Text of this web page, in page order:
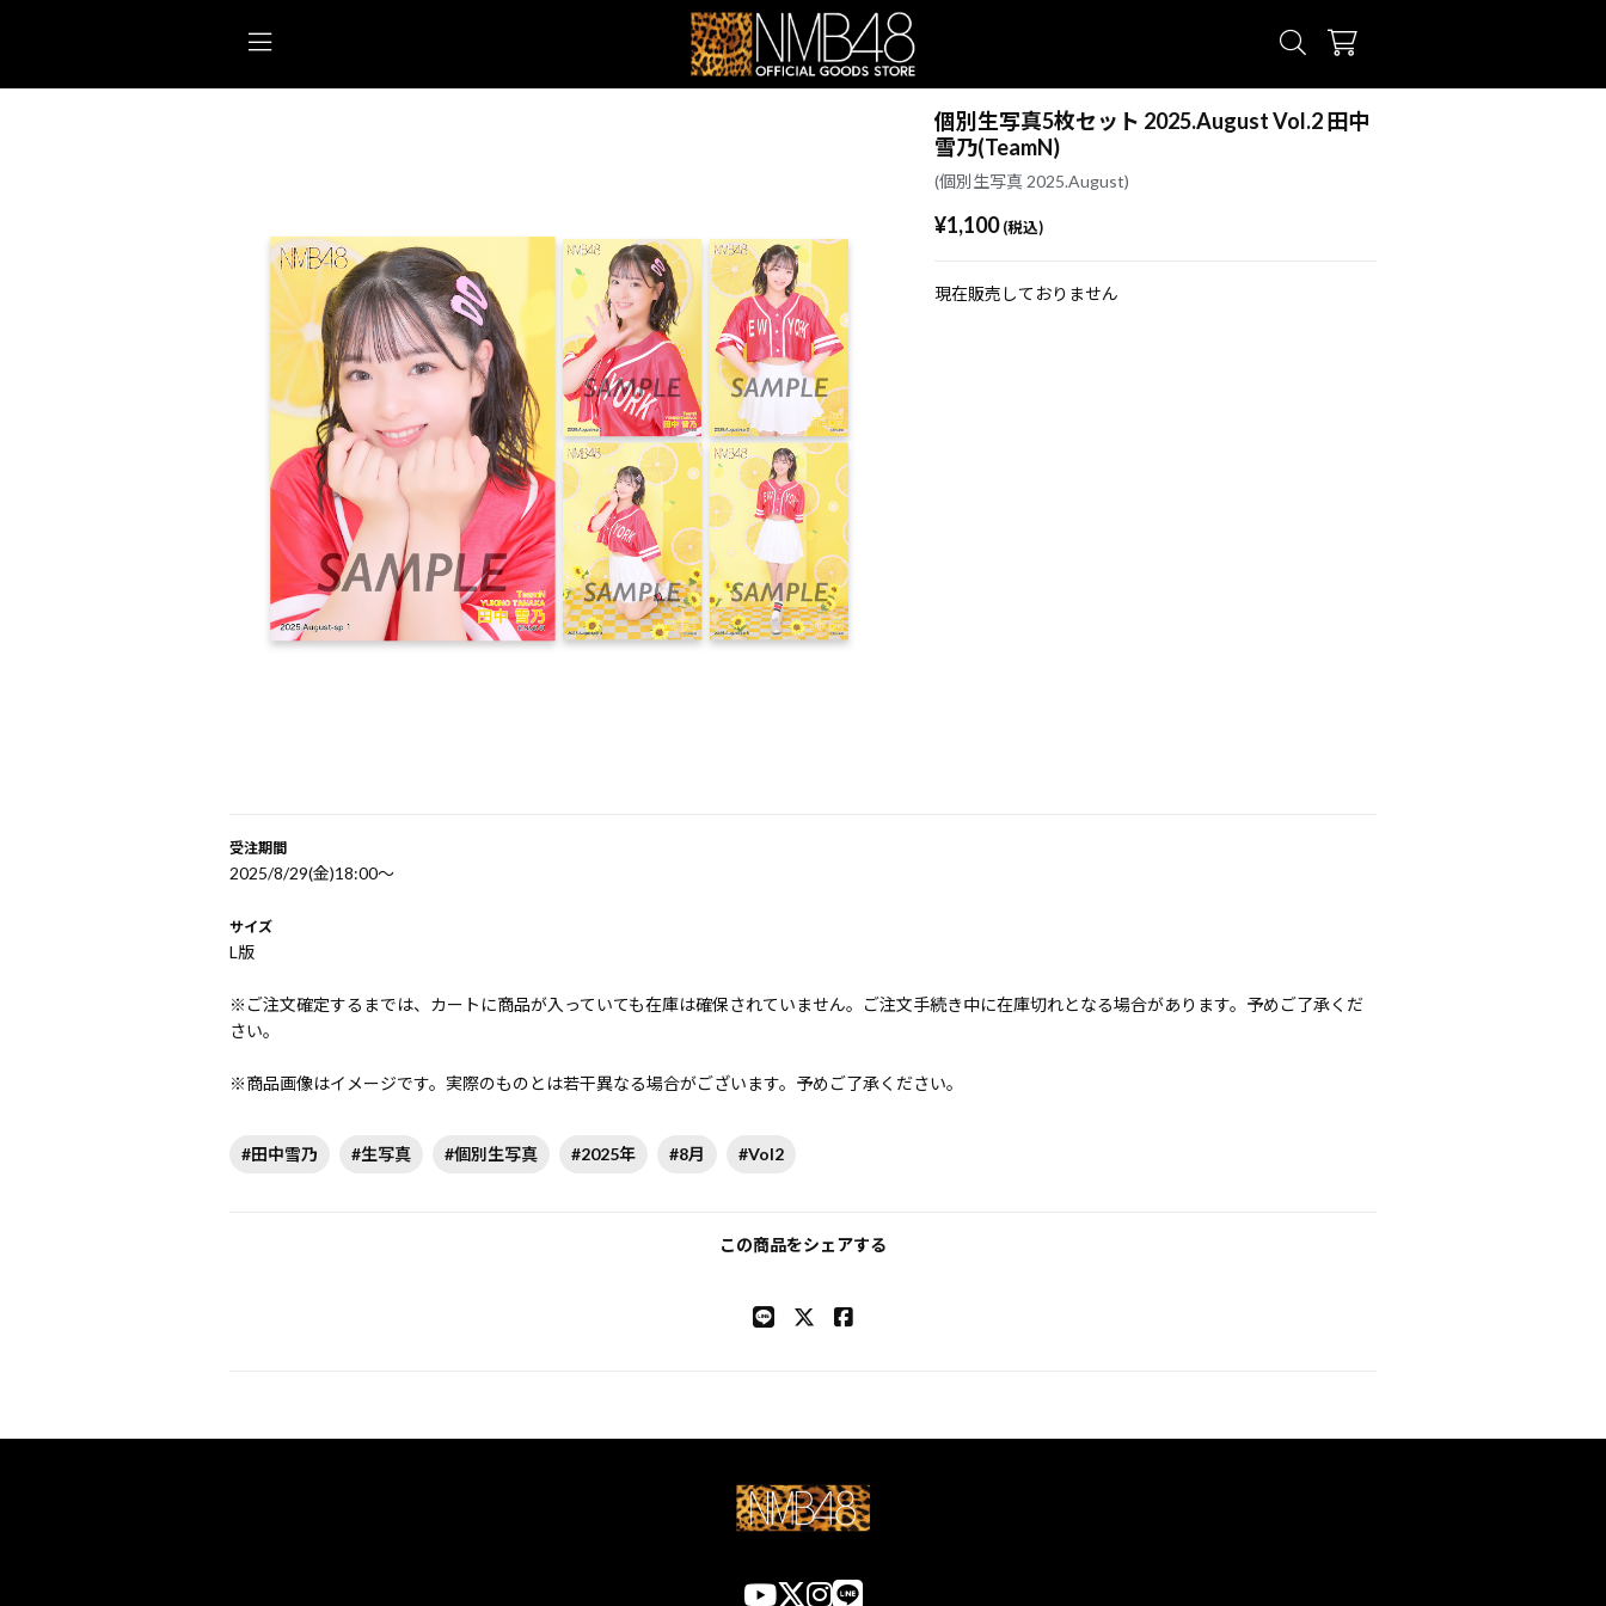
個別生写真5枚セット 2025.August Vol.2 田中
雪乃(TeamN)
(個別生写真 2025.August)
¥1,100 (税込)
現在販売しておりません
受注期間
2025/8/29(金)18:00〜
サイズ
L版
※ご注文確定するまでは、カートに商品が入っていても在庫は確保されていません。ご注文手続き中に在庫切れとなる場合があります。予めご了承くだ
さい。
※商品画像はイメージです。実際のものとは若干異なる場合がございます。予めご了承ください。
#田中雪乃 #生写真 #個別生写真 #2025年 #8月 #Vol2
この商品をシェアする